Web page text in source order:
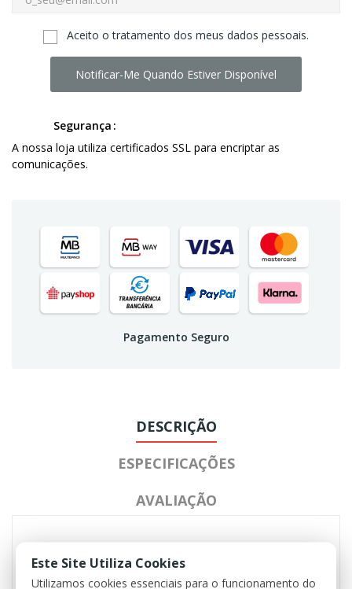
Aceito o tratamento dos meus dados pessoais.
Notificar-Me Quando Estiver Disponível
Segurança
A nossa loja utiliza certificados SSL para encriptar as
comunicações.
Pagamento Seguro
DESCRIÇÃO
ESPECIFICAÇÕES
AVALIAÇÃO
As lentes são feitas de policarbonato espesso,
protegem os olhos de fumo, partículas pequenas
Este Site Utiliza Cookies
Utilizamos cookies essenciais para o funcionamento do